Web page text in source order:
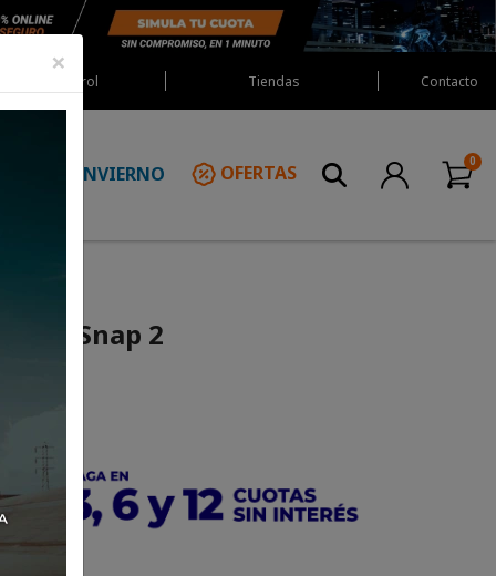
Red Castrol Tiendas Contacto
INVIERNO OFERTAS
Snap 2
×